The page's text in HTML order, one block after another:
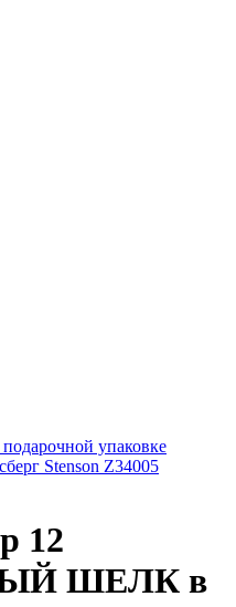
упаковке
Stenson Z34005
12
ШЕЛК в